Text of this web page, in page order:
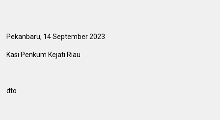
Pekanbaru, 14 September 2023
Kasi Penkum Kejati Riau
dto